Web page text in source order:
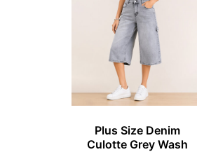
Plus Size Denim
Culotte Grey Wash